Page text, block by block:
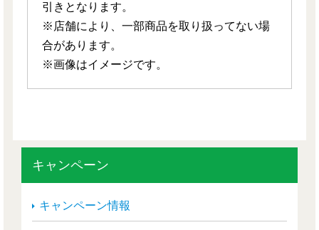
引きとなります。
※店舗により、一部商品を取り扱ってない場
合があります。
※画像はイメージです。
キャンペーン
キャンペーン情報